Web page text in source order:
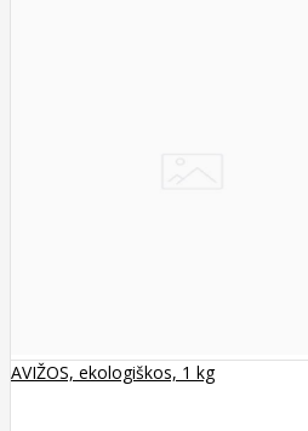
AVIŽOS, ekologiškos, 1 kg